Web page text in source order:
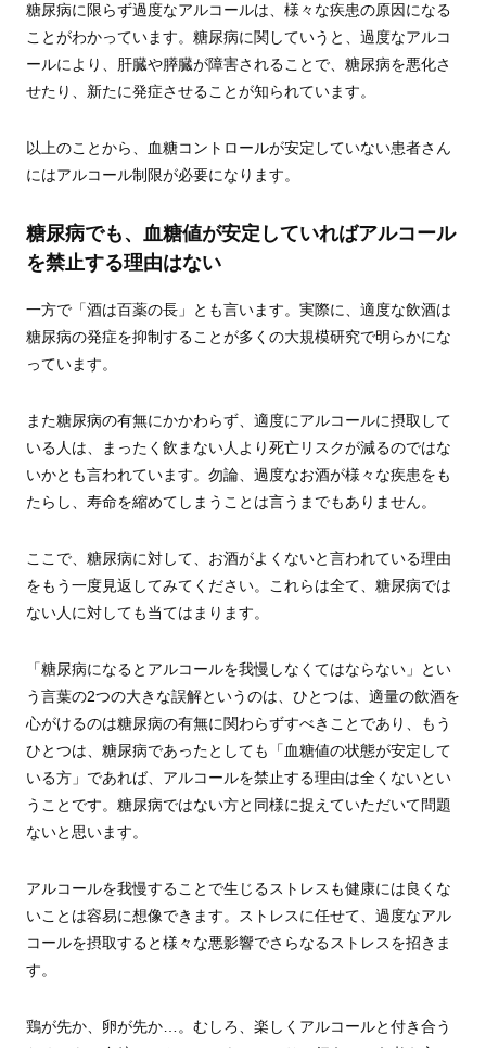
糖尿病に限らず過度なアルコールは、様々な疾患の原因になる
ことがわかっています。糖尿病に関していうと、過度なアルコ
ールにより、肝臓や膵臓が障害されることで、糖尿病を悪化さ
せたり、新たに発症させることが知られています。
以上のことから、血糖コントロールが安定していない患者さん
にはアルコール制限が必要になります。
糖尿病でも、血糖値が安定していればアルコール
を禁止する理由はない
一方で「酒は百薬の長」とも言います。実際に、適度な飲酒は
糖尿病の発症を抑制することが多くの大規模研究で明らかにな
っています。
また糖尿病の有無にかかわらず、適度にアルコールに摂取して
いる人は、まったく飲まない人より死亡リスクが減るのではな
いかとも言われています。勿論、過度なお酒が様々な疾患をも
たらし、寿命を縮めてしまうことは言うまでもありません。
ここで、糖尿病に対して、お酒がよくないと言われている理由
をもう一度見返してみてください。これらは全て、糖尿病では
ない人に対しても当てはまります。
「糖尿病になるとアルコールを我慢しなくてはならない」とい
う言葉の2つの大きな誤解というのは、ひとつは、適量の飲酒を
心がけるのは糖尿病の有無に関わらずすべきことであり、もう
ひとつは、糖尿病であったとしても「血糖値の状態が安定して
いる方」であれば、アルコールを禁止する理由は全くないとい
うことです。糖尿病ではない方と同様に捉えていただいて問題
ないと思います。
アルコールを我慢することで生じるストレスも健康には良くな
いことは容易に想像できます。ストレスに任せて、過度なアル
コールを摂取すると様々な悪影響でさらなるストレスを招きま
す。
鶏が先か、卵が先か…。むしろ、楽しくアルコールと付き合う